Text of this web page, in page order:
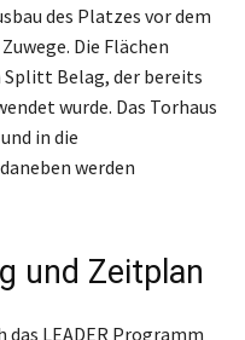
des Platzes vor dem
Die Flächen
Belag, der bereits
wurde. Das Torhaus
in die
werden
und Zeitplan
das LEADER Programm